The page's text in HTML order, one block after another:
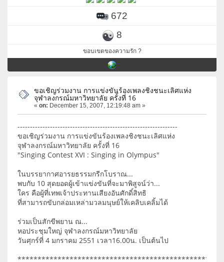
672
8
ขอบเขตของความรัก ?
ขอเชิญร่วมงาน การแข่งขันร้องเพลงชิงชนะเลิศแห่ง
จุฬาลงกรณ์มหาวิทยาลัย ครั้งที่ 16
« on: December 15, 2007, 12:19:48 am »
----------------------------------------------------------------
ขอเชิญร่วมงาน การแข่งขันร้องเพลงชิงชนะเลิศแห่ง
จุฬาลงกรณ์มหาวิทยาลัย ครั้งที่ 16
"Singing Contest XVI : Singing in Olympus"
ในบรรยากาศอารยธรรมกรีกโบราณ...
พบกับ 10 สุดยอดผู้เข้าแข่งขันที่จะมาพิสูจน์ว่า...
ใคร คือผู้ที่เทพเจ้าประทานเสียงอันศักดิ์สิทธิ
ที่สามารถขับกล่อมเหล่ามวลมนุษย์ให้เคลิบเคลิ้มได้
ร่วมเป็นสักขีพยาน ณ...
หอประชุมใหญ่ จุฬาลงกรณ์มหาวิทยาลัย
วันศุกร์ที่ 4 มกราคม 2551 เวลา16.00น. เป็นต้นไป